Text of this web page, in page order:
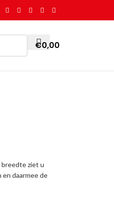
€0,00
ziet u
daarmee de